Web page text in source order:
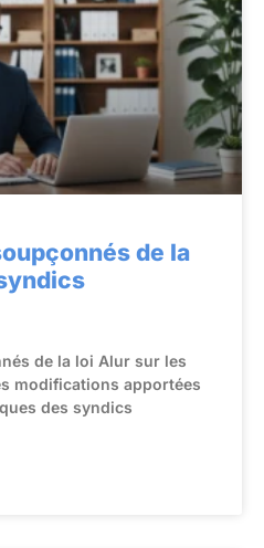
de la
de la loi Alur sur les
modifications apportées
des syndics